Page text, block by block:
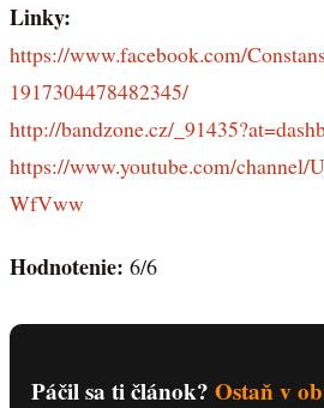
Linky:
https://www.facebook.com/
1917304478482345/
http://bandzone.cz/
https://www.youtube.com/
WfVww
Hodnotenie: 6/6
Páčil sa ti článok? Ostaň v